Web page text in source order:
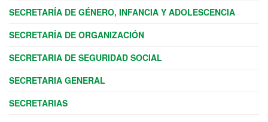
SECRETARÍA DE GÉNERO, INFANCIA Y ADOLESCENCIA
SECRETARÍA DE ORGANIZACIÓN
SECRETARIA DE SEGURIDAD SOCIAL
SECRETARIA GENERAL
SECRETARIAS